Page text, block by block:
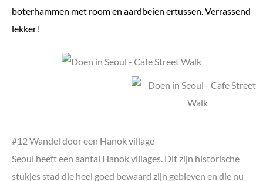
boterhammen met room en aardbeien ertussen. Verrassend
lekker!
#12 Wandel door een Hanok village
Seoul heeft een aantal Hanok villages. Dit zijn historische
stukjes stad die heel goed bewaard zijn gebleven en die nu